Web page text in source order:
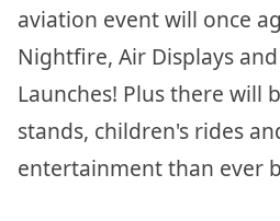
aviation event will once
Nightfire, Air Displays
Launches! Plus there will
stands, children's rides
entertainment than ever